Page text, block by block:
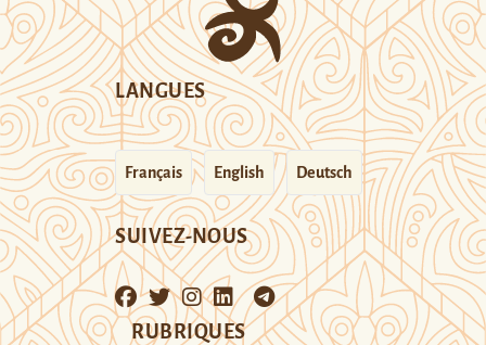
LANGUES
Français English Deutsch
SUIVEZ-NOUS
RUBRIQUES